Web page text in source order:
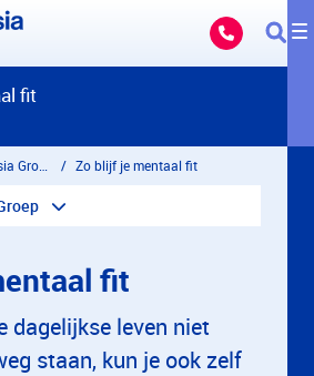
gaan
fit
Zo blijf je mentaal fit
fit
dagelijkse leven niet
staan, kun je ook zelf